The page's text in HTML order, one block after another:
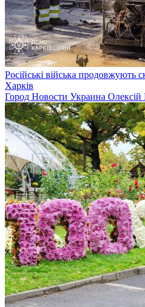
Російські війська продовжують
Харків
Город Новости Украина Олексій